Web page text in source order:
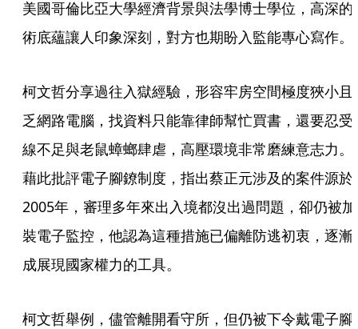
美國哥倫比亞大學經濟背景與法學博士學位，高深的
術底蘊讓人印象深刻，對方也期盼入監能專心寫作。
柯文哲分享過往入獄經驗，形容牢房空間極度狹小且
乏網路電腦，找資料只能靠律師幫忙買書，還要忍受
線不足與老鼠蟑螂肆虐，高壓環境非常磨練意志力。
藉此批評電子腳鐐制度，指出蔡正元涉及的案件源於
2005年，審理多年來出入境都沒出過問題，卻仍被加
裝電子監控，他認為這種措施已偏離防逃初衷，逐漸
成展現國家權力的工具。
柯文哲舉例，儘管離開看守所，但仍被下令戴電子腳